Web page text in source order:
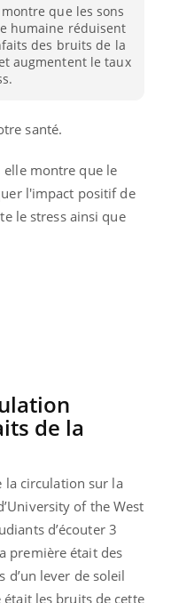
que les sons
humaine réduisent
des bruits de la
augmentent le taux
santé.
elle montre que le
l'impact positif de
le stress ainsi que
de la
la circulation sur la
of the West
d’écouter 3
première était des
d’un lever de soleil
était les bruits de cette